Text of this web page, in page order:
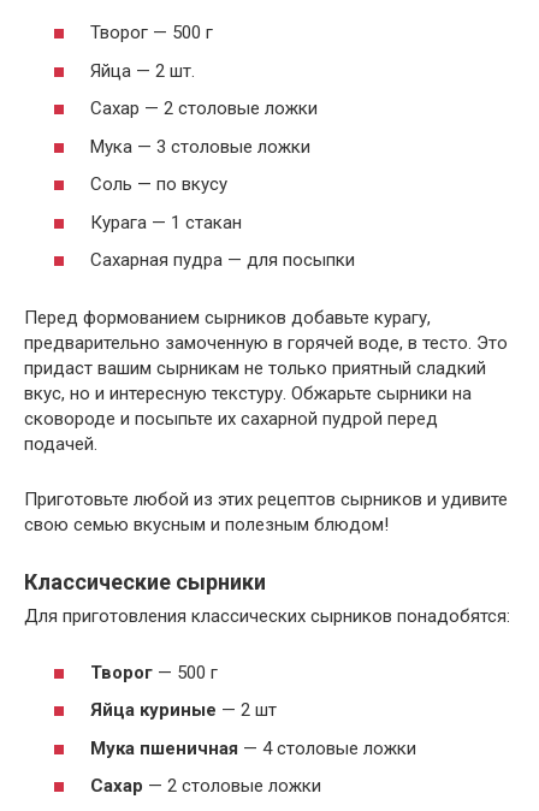
Творог — 500 г
Яйца — 2 шт.
Сахар — 2 столовые ложки
Мука — 3 столовые ложки
Соль — по вкусу
Курага — 1 стакан
Сахарная пудра — для посыпки
Перед формованием сырников добавьте курагу,
предварительно замоченную в горячей воде, в тесто. Это
придаст вашим сырникам не только приятный сладкий
вкус, но и интересную текстуру. Обжарьте сырники на
сковороде и посыпьте их сахарной пудрой перед
подачей.
Приготовьте любой из этих рецептов сырников и удивите
свою семью вкусным и полезным блюдом!
Классические сырники
Для приготовления классических сырников понадобятся:
Творог — 500 г
Яйца куриные — 2 шт
Мука пшеничная — 4 столовые ложки
Сахар — 2 столовые ложки